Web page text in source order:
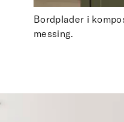
Bordplader i
messing.